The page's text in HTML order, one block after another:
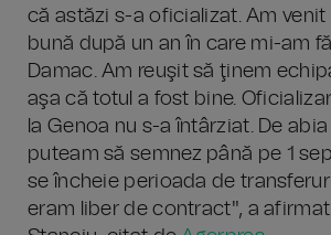
că astăzi s-a oficializat. Am venit
bună după un an în care mi-am
Damac. Am reuşit să ţinem
aşa că totul a fost bine.
la Genoa nu s-a întârziat. De abia
puteam să semnez până pe 1
se încheie perioada de
eram liber de contract", a